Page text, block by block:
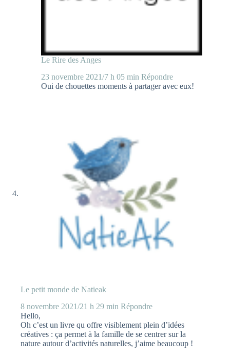
Le Rire des Anges
23 novembre 2021/7 h 05 min Répondre
Oui de chouettes moments à partager avec eux!
Le petit monde de Natieak
8 novembre 2021/21 h 29 min Répondre
Hello,
Oh c’est un livre qu offre visiblement plein d’idées
créatives : ça permet à la famille de se centrer sur la
nature autour d’activités naturelles, j’aime beaucoup !